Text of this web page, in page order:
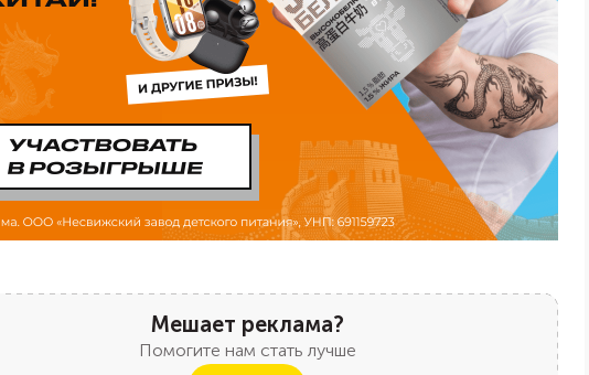
Мешает реклама?
Помогите нам стать лучше